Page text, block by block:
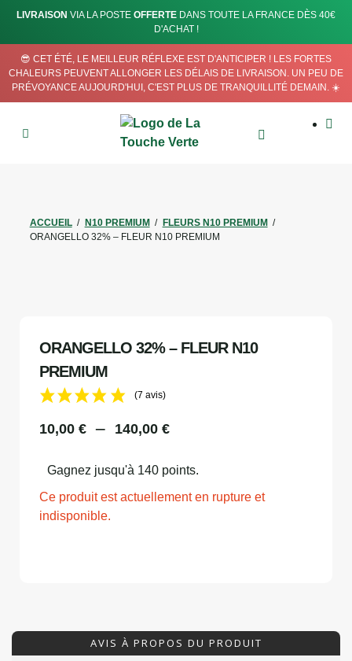
LIVRAISON VIA LA POSTE OFFERTE DANS TOUTE LA FRANCE DÈS 40€
D'ACHAT !
😎 CET ÉTÉ, LE MEILLEUR RÉFLEXE EST D'ANTICIPER ! LES FORTES
CHALEURS PEUVENT ALLONGER LES DÉLAIS DE LIVRAISON. UN PEU DE
PRÉVOYANCE AUJOURD'HUI, C'EST PLUS DE TRANQUILLITÉ DEMAIN. ☀️
ACCUEIL / N10 PREMIUM / FLEURS N10 PREMIUM /
ORANGELLO 32% – FLEUR N10 PREMIUM
ORANGELLO 32% – FLEUR N10
PREMIUM
(7 avis)
10,00 € – 140,00 €
Gagnez jusqu'à 140 points.
Ce produit est actuellement en rupture et
indisponible.
AVIS À PROPOS DU PRODUIT